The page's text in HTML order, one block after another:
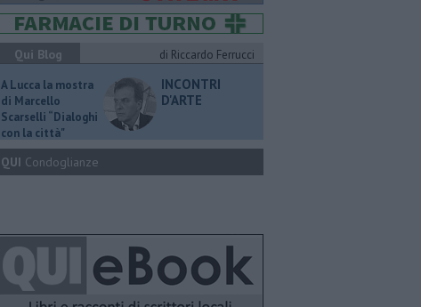
Qui Blog
di Riccardo Ferrucci
A Lucca la mostra
di Marcello
Scarselli “Dialoghi
con la città"
INCONTRI
D'ARTE
QUI Condoglianze